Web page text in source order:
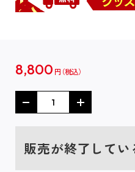
8,800 円
販売が終了してい